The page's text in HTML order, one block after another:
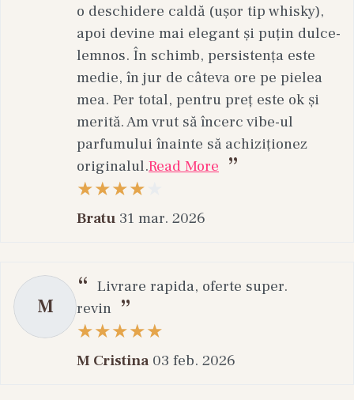
o deschidere caldă (ușor tip whisky),
apoi devine mai elegant și puțin dulce-
lemnos. În schimb, persistența este
medie, în jur de câteva ore pe pielea
mea. Per total, pentru preț este ok și
merită. Am vrut să încerc vibe-ul
parfumului înainte să achiziționez
originalul.Read More
Bratu 31 mar. 2026
M
Livrare rapida, oferte super.
revin
M Cristina 03 feb. 2026